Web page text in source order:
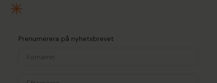
Prenumerera på nyhetsbrevet